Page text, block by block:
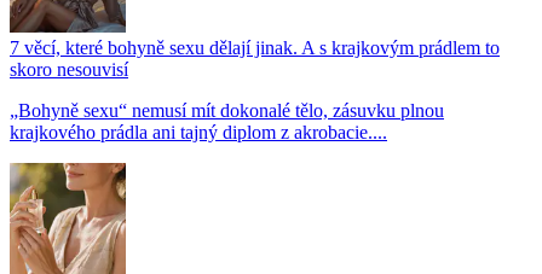
7 věcí, které bohyně sexu dělají jinak. A s krajkovým prádlem to
skoro nesouvisí
„Bohyně sexu“ nemusí mít dokonalé tělo, zásuvku plnou
krajkového prádla ani tajný diplom z akrobacie....